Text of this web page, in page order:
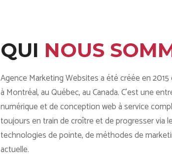
QUI NOUS
Agence Marketing Websites a été créée en
à Montréal, au Québec, au Canada. C’est une
numérique et de conception web à service
toujours en train de croître et de progresser via
technologies de pointe, de méthodes de
actuelle.